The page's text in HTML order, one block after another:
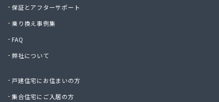
株式会社宇佐美プロパン
株式会社下林
株式会社桑原商事
株式会社元久商店
株式会社古田商店
保証とアフターサポート
乗り換え事例集
FAQ
弊社について
戸建住宅にお住まいの方
集合住宅にご入居の方